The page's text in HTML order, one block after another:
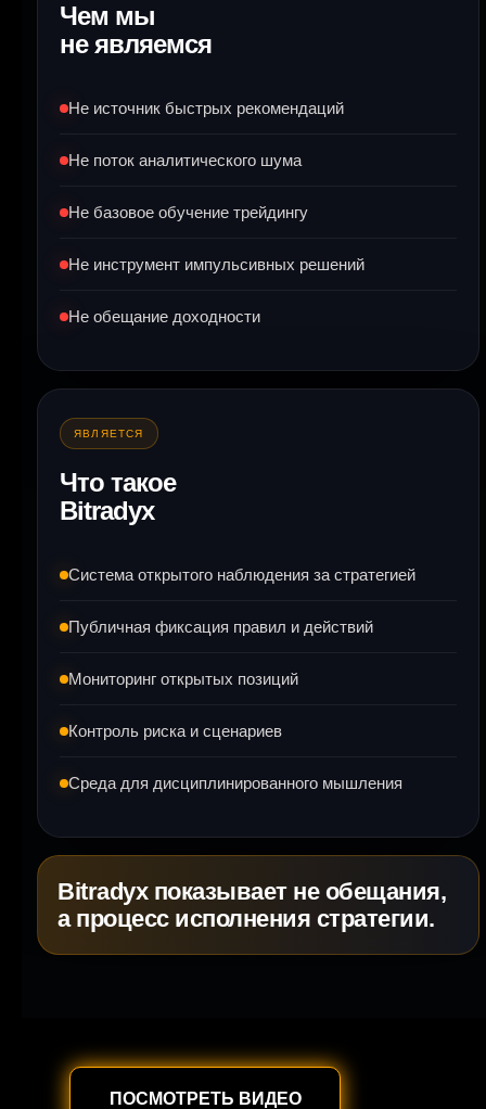
Чем мы
не являемся
Не источник быстрых рекомендаций
Не поток аналитического шума
Не базовое обучение трейдингу
Не инструмент импульсивных решений
Не обещание доходности
ЯВЛЯЕТСЯ
Что такое
Bitradyx
Система открытого наблюдения за стратегией
Публичная фиксация правил и действий
Мониторинг открытых позиций
Контроль риска и сценариев
Среда для дисциплинированного мышления
Bitradyx показывает не обещания,
а процесс исполнения стратегии.
ПОСМОТРЕТЬ ВИДЕО